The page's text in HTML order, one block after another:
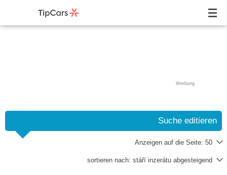
Werbung
Suche editieren
Anzeigen auf die Seite: 50
sortieren nach: stáří inzerátu abgesteigend